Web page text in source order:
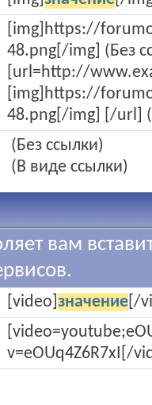
[img]https://
48.png[/img] (Без
[url=http://
[img]https://
48.png[/img] [/url]
(Без ссылки)
(В виде ссылки)
вам
[video] значение[/
v=eOUq4Z6R7xI[/